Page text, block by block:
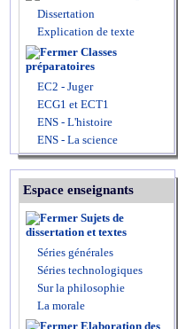
Dissertation
Explication de texte
Classes
préparatoires
EC2 - Juger
ECG1 et ECT1
ENS - L'histoire
ENS - La science
Espace enseignants
Sujets de
dissertation et textes
Séries générales
Séries technologiques
Sur la philosophie
La morale
Elaboration des